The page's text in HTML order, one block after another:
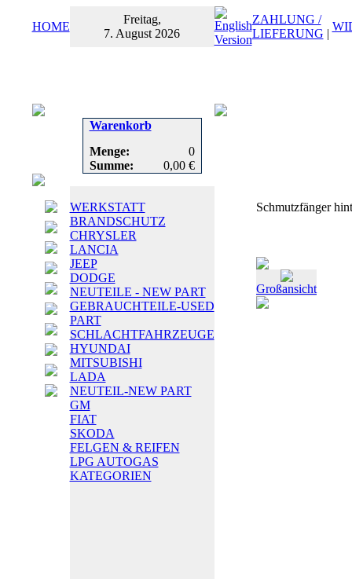
HOME
Freitag,
7. August 2026
ZAHLUNG /
LIEFERUNG |
Warenkorb
Menge:
0
Summe:
0,00 €
WERKSTATT
BRANDSCHUTZ
CHRYSLER
LANCIA
JEEP
DODGE
NEUTEILE - NEW PART
GEBRAUCHTEILE-USED
PART
SCHLACHTFAHRZEUGE
HYUNDAI
MITSUBISHI
LADA
NEUTEIL-NEW PART
GM
FIAT
SKODA
FELGEN & REIFEN
LPG AUTOGAS
KATEGORIEN
Schmutzfänger
Großansicht